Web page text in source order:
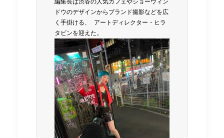
編集長は渋谷の人気カフェやショーウィン
ドウのデザインからブランド撮影などを広
く手掛ける、 アートディレクター・ヒラ
タビンを迎えた。